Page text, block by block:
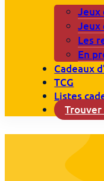
Jeux
Jeux
Les
En
Cadeaux
TCG
Listes